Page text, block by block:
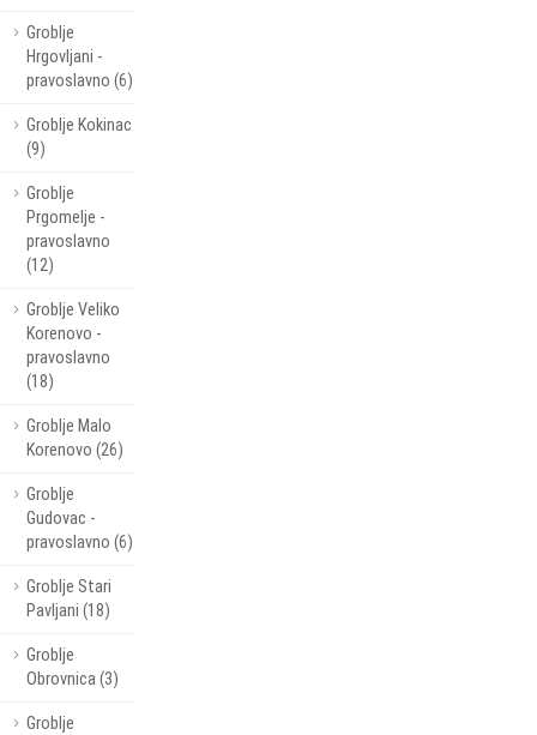
Groblje
Hrgovljani -
pravoslavno (6)
Groblje Kokinac
(9)
Groblje
Prgomelje -
pravoslavno
(12)
Groblje Veliko
Korenovo -
pravoslavno
(18)
Groblje Malo
Korenovo (26)
Groblje
Gudovac -
pravoslavno (6)
Groblje Stari
Pavljani (18)
Groblje
Obrovnica (3)
Groblje